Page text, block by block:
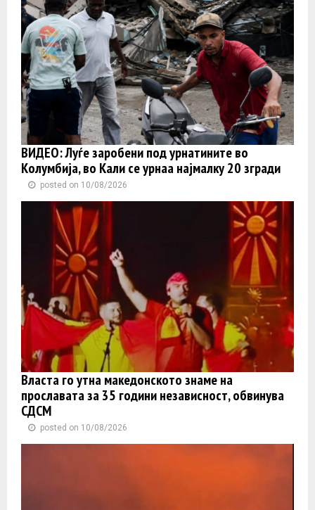
ВИДЕО: Луѓе заробени под урнатините во
Колумбија, во Кали се урнаа најмалку 20 згради
posted on 10/08/2026
Власта го утна македонското знаме на
прославата за 35 години независност, обвинува
СДСМ
posted on 10/08/2026